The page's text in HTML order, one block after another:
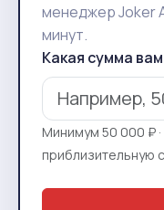
менеджер Joker
минут.
Какая сумма
Минимум 50 000 ₽
приблизительную